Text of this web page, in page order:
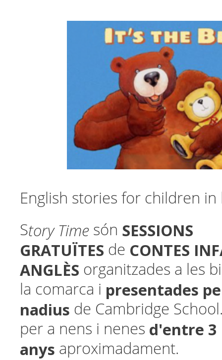
English stories for children in
Story Time són SESSIONS
GRATUÏTES de CONTES
ANGLÈS organitzades a les
la comarca i presentades
nadius de Cambridge
per a nens i nenes d'entre 3
anys aproximadament.